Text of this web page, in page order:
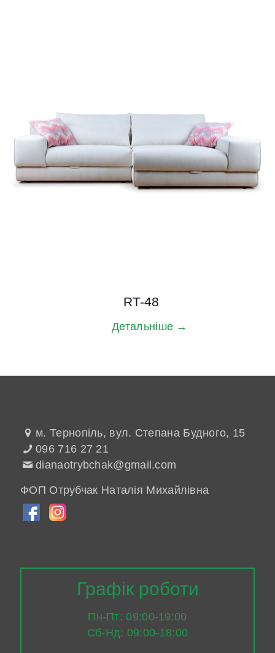
RT-48
Детальніше →
м. Тернопіль, вул. Степана Будного, 15
096 716 27 21
dianaotrybchak@gmail.com
ФОП Отрубчак Наталія Михайлівна
Графік роботи
Пн-Пт: 09:00-19:00
Сб-Нд: 09:00-18:00